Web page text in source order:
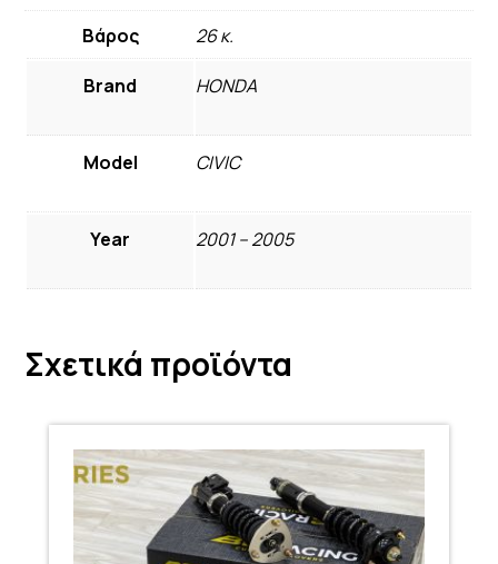
Βάρος 26 κ.
Brand HONDA
Model CIVIC
Year 2001 – 2005
Σχετικά προϊόντα